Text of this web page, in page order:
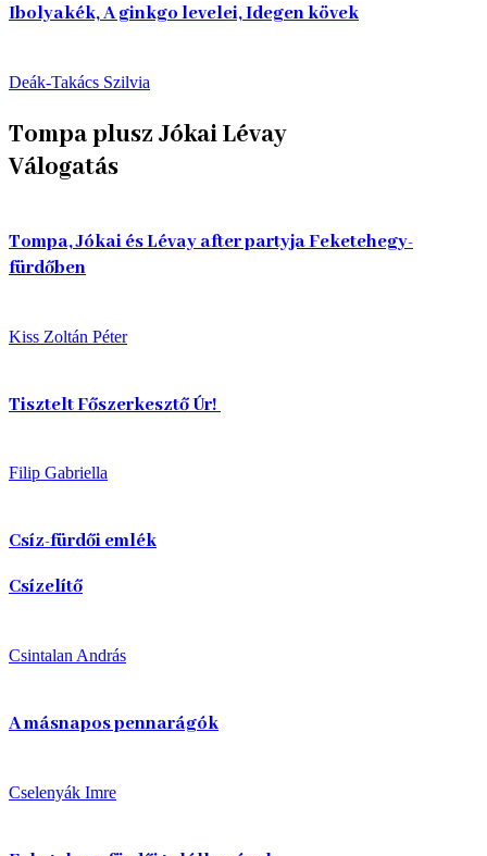
Ibolyakék, A ginkgo levelei, Idegen kövek
Deák-Takács Szilvia
Tompa plusz Jókai Lévay
Válogatás
Tompa, Jókai és Lévay after partyja Feketehegy-
fürdőben
Kiss Zoltán Péter
Tisztelt Főszerkesztő Úr!
Filip Gabriella
Csíz-fürdői emlék
Csízelítő
Csintalan András
A másnapos pennarágók
Cselenyák Imre